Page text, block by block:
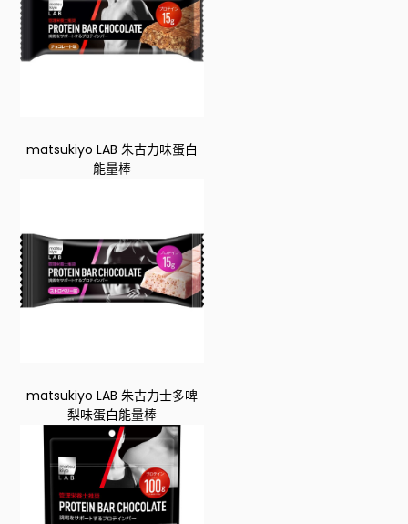
matsukiyo LAB 朱古力味蛋白
能量棒
matsukiyo LAB 朱古力士多啤
梨味蛋白能量棒